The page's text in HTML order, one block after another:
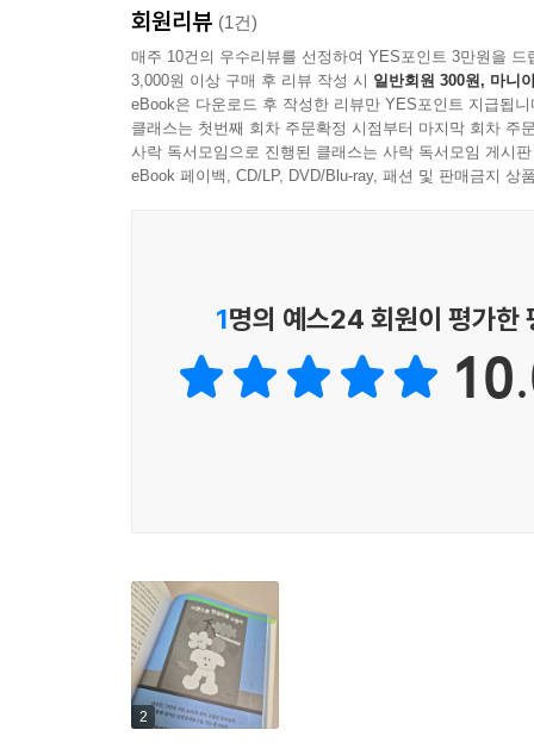
송정원 | 침투 외 1편
송희지 | 아티스틱 스위밍을 위한 시극ː 스테틱 앱
신원경 | 사월의 눈 외 1편
안도현 | 정석가(鄭石歌) 외 1편
이문재 | 울게 하소서 외 1편
이영광 | 돌아버리세요―유령 8 외 1편
김개미 | 콩의 곧 외 1편
김준현 | 자신이 있었던 김철민 외 1편
온선영 | 뭉게뭉게 포도송이 외 1편
조인정 | 그런 이야기를 좋아해 외 1편
최휘 | 별 구하기 외 1편
소설
회원리뷰 (1건)
매주 10건의 우수리뷰를 선정하여 YES포인트 3만원을 드
3,000원 이상 구매 후 리뷰 작성 시 일반회원 300원, 마니
eBook은 다운로드 후 작성한 리뷰만 YES포인트 지급됩니
클래스는 첫번째 회차 주문확정 시점부터 마지막 회차 주
사락 독서모임으로 진행된 클래스는 사락 독서모임 게시
eBook 페이백, CD/LP, DVD/Blu-ray, 패션 및 판매금지 상
1명의 예스24 회원이 평가한
2